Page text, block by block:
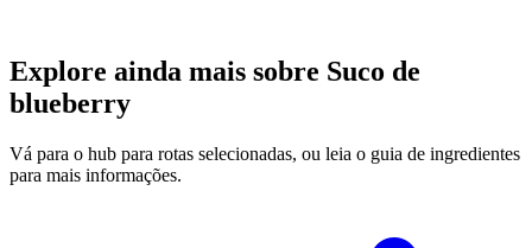
Explore ainda mais sobre Suco de
blueberry
Vá para o hub para rotas selecionadas, ou leia o guia de ingredientes
para mais informações.